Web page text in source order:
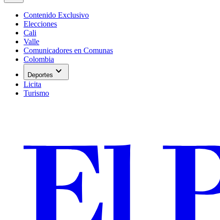
Contenido Exclusivo
Elecciones
Cali
Valle
Comunicadores en Comunas
Colombia
Deportes expand_more
Licita
Turismo